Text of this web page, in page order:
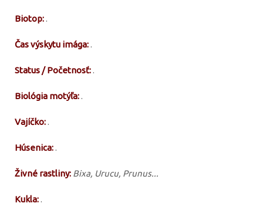
Biotop:.
Čas výskytu imága:.
Status / Početnosť:.
Biológia motýľa:.
Vajíčko:.
Húsenica:.
Živné rastliny: Bixa, Urucu, Prunus...
Kukla:.